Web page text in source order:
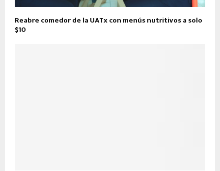
Reabre comedor de la UATx con menús nutritivos a solo
$10